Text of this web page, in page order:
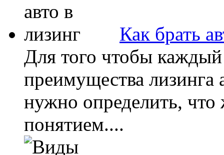
Как брать
Для того чтобы
преимущества лизинга
нужно определить,
понятием....